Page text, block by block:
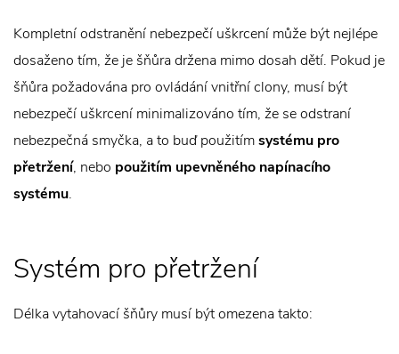
Kompletní odstranění nebezpečí uškrcení může být nejlépe
dosaženo tím, že je šňůra držena mimo dosah dětí. Pokud je
šňůra požadována pro ovládání vnitřní clony, musí být
nebezpečí uškrcení minimalizováno tím, že se odstraní
nebezpečná smyčka, a to buď použitímsystému pro
přetržení, nebo použitím upevněného napínacího
systému.
Systém pro přetržení
Délka vytahovací šňůry musí být omezena takto: